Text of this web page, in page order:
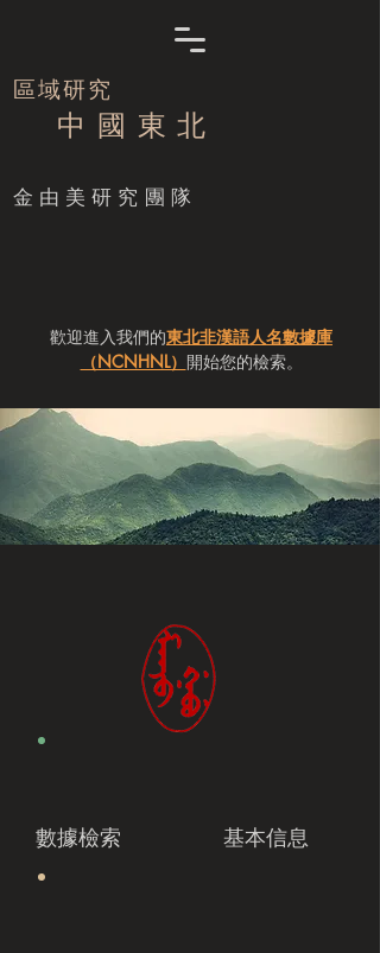
區域研究
中 國 東 北
​金由美研究團隊
歡迎進入我們的東北非漢語人名數據庫
（NCNHNL） 開始您的檢索。
數據檢索 基本信息